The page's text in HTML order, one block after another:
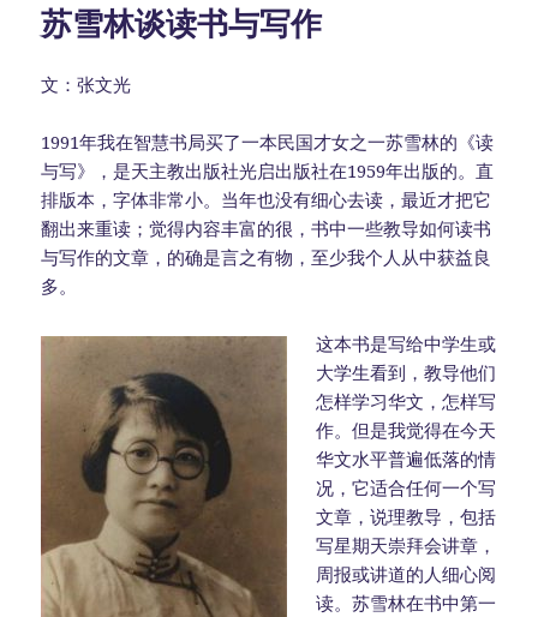
苏雪林谈读书与写作
文：张文光
1991年我在智慧书局买了一本民国才女之一苏雪林的《读
与写》，是天主教出版社光启出版社在1959年出版的。直
排版本，字体非常小。当年也没有细心去读，最近才把它
翻出来重读；觉得内容丰富的很，书中一些教导如何读书
与写作的文章，的确是言之有物，至少我个人从中获益良
多。
这本书是写给中学生或
大学生看到，教导他们
怎样学习华文，怎样写
作。但是我觉得在今天
华文水平普遍低落的情
况，它适合任何一个写
文章，说理教导，包括
写星期天崇拜会讲章，
周报或讲道的人细心阅
读。苏雪林在书中第一